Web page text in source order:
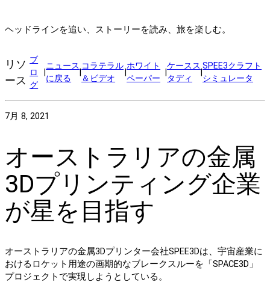
ヘッドラインを追い、ストーリーを読み、旅を楽しむ。
リソ
ース
ブ
ロ
グ
|
ニュース
に戻る
|
コラテラル
＆ビデオ
|
ホワイト
ペーパー
|
ケースス
タディ
|
SPEE3クラフト
シミュレータ
7月 8, 2021
オーストラリアの金属
3Dプリンティング企業
が星を目指す
オーストラリアの金属3Dプリンター会社SPEE3Dは、宇宙産業に
おけるロケット用途の画期的なブレークスルーを「SPACE3D」
プロジェクトで実現しようとしている。